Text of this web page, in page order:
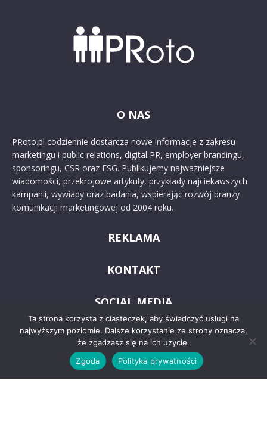
O NAS
PRoto.pl codziennie dostarcza nowe informacje z zakresu
marketingu i public relations, digital PR, employer brandingu,
sponsoringu, CSR oraz ESG. Publikujemy najważniejsze
wiadomości, przekrojowe artykuły, przykłady najciekawszych
kampanii, wywiady oraz badania, wspierając rozwój branży
komunikacji marketingowej od 2004 roku.
REKLAMA
KONTAKT
SOCIAL MEDIA
Ta strona korzysta z ciasteczek, aby świadczyć usługi na
najwyższym poziomie. Dalsze korzystanie ze strony oznacza,
że zgadzasz się na ich użycie.
Zgoda
Polityka prywatności